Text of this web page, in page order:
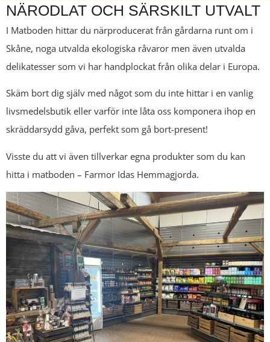
NÄRODLAT OCH SÄRSKILT UTVALT
I Matboden hittar du närproducerat från gårdarna runt om i
Skåne, noga utvalda ekologiska råvaror men även utvalda
delikatesser som vi har handplockat från olika delar i Europa.
Skäm bort dig själv med något som du inte hittar i en vanlig
livsmedelsbutik eller varför inte låta oss komponera ihop en
skräddarsydd gåva, perfekt som gå bort-present!
Visste du att vi även tillverkar egna produkter som du kan
hitta i matboden – Farmor Idas Hemmagjorda.